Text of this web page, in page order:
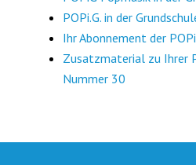
POPi.G. in der
Ihr Abonnement der
Zusatzmaterial zu Ihrer
Nummer 30